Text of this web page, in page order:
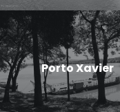
Porto Xavier